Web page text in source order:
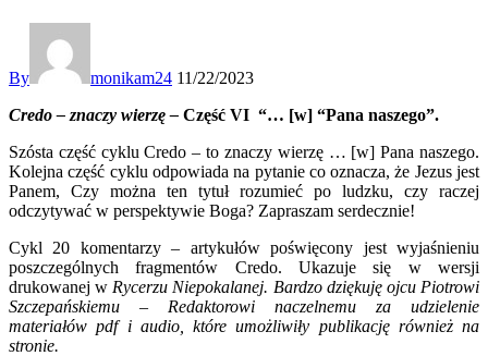
By monikam24 11/22/2023
Credo – znaczy wierzę – Część VI “… [w] “Pana naszego”.
Szósta część cyklu Credo – to znaczy wierzę … [w] Pana naszego.
Kolejna część cyklu odpowiada na pytanie co oznacza, że Jezus jest
Panem, Czy można ten tytuł rozumieć po ludzku, czy raczej
odczytywać w perspektywie Boga? Zapraszam serdecznie!
Cykl 20 komentarzy – artykułów poświęcony jest wyjaśnieniu
poszczególnych fragmentów Credo. Ukazuje się w wersji
drukowanej w Rycerzu Niepokalanej. Bardzo dziękuję ojcu Piotrowi
Szczepańskiemu – Redaktorowi naczelnemu za udzielenie
materiałów pdf i audio, które umożliwiły publikację również na
stronie.